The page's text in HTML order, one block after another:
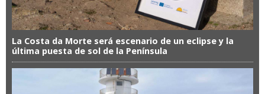
La Costa da Morte será escenario de un eclipse y la
última puesta de sol de la Península